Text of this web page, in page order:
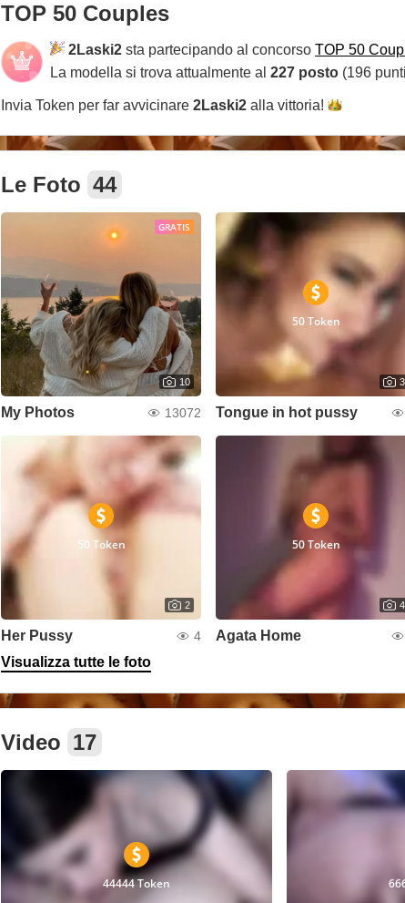
TOP 50 Couples
2Laski2 sta partecipando al concorso TOP 50
La modella si trova attualmente al 227 posto (196
Invia Token per far avvicinare 2Laski2 alla vittoria!
Le Foto 44
GRATIS
10
My Photos 13072
50 Token
3
Tongue in hot pussy
50 Token
2
Her Pussy 4
50 Token
4
Agata Home
Visualizza tutte le foto
Video 17
44444 Token